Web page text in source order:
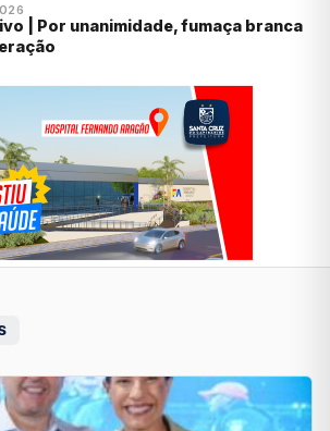
| Por unanimidade, fumaça branca